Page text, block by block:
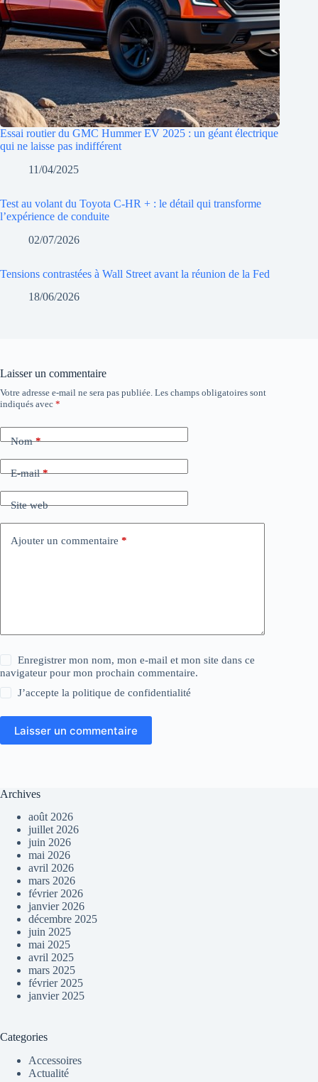
Essai routier du GMC Hummer EV 2025 : un géant électrique
qui ne laisse pas indifférent
11/04/2025
Test au volant du Toyota C-HR + : le détail qui transforme
l’expérience de conduite
02/07/2026
Tensions contrastées à Wall Street avant la réunion de la Fed
18/06/2026
Laisser un commentaire
Votre adresse e-mail ne sera pas publiée. Les champs obligatoires sont
indiqués avec *
Nom*
E-mail*
Site web
Ajouter un commentaire *
Enregistrer mon nom, mon e-mail et mon site dans ce
navigateur pour mon prochain commentaire.
J’accepte lapolitique de confidentialité
Laisser un commentaire
Archives
août 2026
juillet 2026
juin 2026
mai 2026
avril 2026
mars 2026
février 2026
janvier 2026
décembre 2025
juin 2025
mai 2025
avril 2025
mars 2025
février 2025
janvier 2025
Categories
Accessoires
Actualité